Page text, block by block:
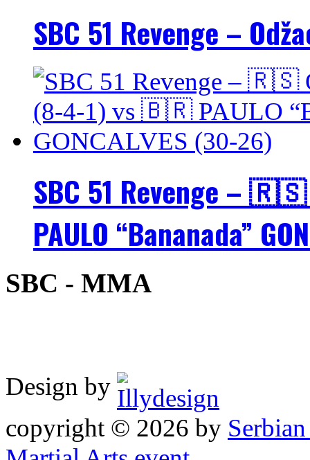
SBC 51 Revenge –
SBC 51 Revenge –
PAULO “Bananada”
SBC - MMA
Design by
copyright © 2026 by